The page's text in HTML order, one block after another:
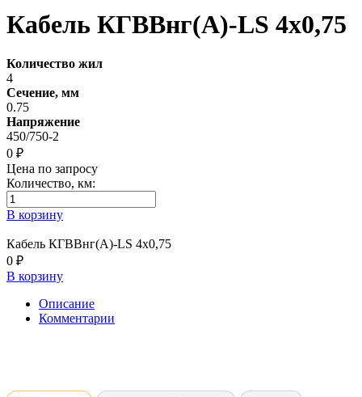
Кабель КГВВнг(А)-LS 4х0,75
Количество жил
4
Сечение, мм
0.75
Напряжение
450/750-2
0 ₽
Цена по запросу
Количество, км:
В корзину
Кабель КГВВнг(А)-LS 4х0,75
0 ₽
В корзину
Описание
Комментарии